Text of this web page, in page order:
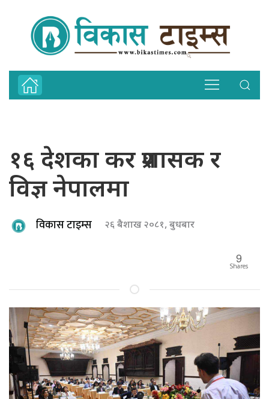
१६ देशका कर प्रशासक र
विज्ञ नेपालमा
विकास टाइम्स २६ बैशाख २०८१, बुधबार
9
Shares